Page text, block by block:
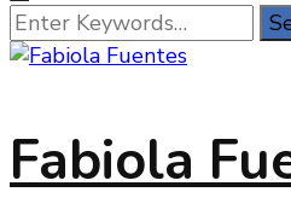
Looking
for
Fabiola